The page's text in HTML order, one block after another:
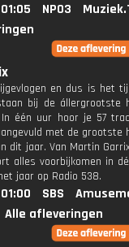
NPO3
en dus is het
bij de állergrootste
één uur hoor je 57
met de grootste
dit jaar. Van Martin
alles voorbijkomen in
jaar op Radio 538.
SBS
Alle afleveringen